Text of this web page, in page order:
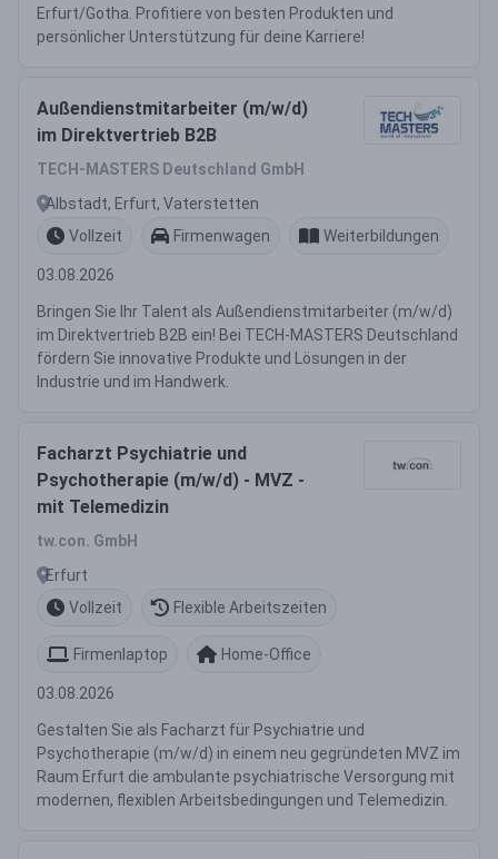
Erfurt/Gotha. Profitiere von besten Produkten und
persönlicher Unterstützung für deine Karriere!
Außendienstmitarbeiter (m/w/d)
im Direktvertrieb B2B
TECH-MASTERS Deutschland GmbH
Albstadt, Erfurt, Vaterstetten
Vollzeit
Firmenwagen Weiterbildungen
03.08.2026
Bringen Sie Ihr Talent als Außendienstmitarbeiter (m/w/d)
im Direktvertrieb B2B ein! Bei TECH-MASTERS Deutschland
fördern Sie innovative Produkte und Lösungen in der
Industrie und im Handwerk.
Facharzt Psychiatrie und
Psychotherapie (m/w/d) - MVZ -
mit Telemedizin
tw.con. GmbH
Erfurt
Vollzeit
Flexible Arbeitszeiten
Firmenlaptop Home-Office
03.08.2026
Gestalten Sie als Facharzt für Psychiatrie und
Psychotherapie (m/w/d) in einem neu gegründeten MVZ im
Raum Erfurt die ambulante psychiatrische Versorgung mit
modernen, flexiblen Arbeitsbedingungen und Telemedizin.